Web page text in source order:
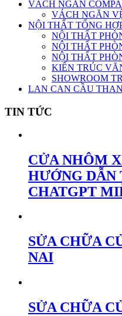
VÁCH NGĂN
VÁCH NGĂN
NỘI THẤT TỔNG
NỘI THẤT
NỘI THẤT
NỘI THẤT
KIẾN TRÚC
SHOWROOM
LAN CAN CẦU
TIN TỨC
CỬA NHÔM
HƯỚNG
CHATGPT
SỬA CHỮA
NAI
SỬA CHỮA